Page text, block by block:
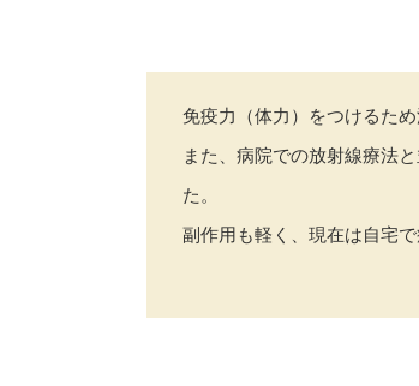
免疫力（体力）をつけるた
また、病院での放射線療法
た。
副作用も軽く、現在は自宅で